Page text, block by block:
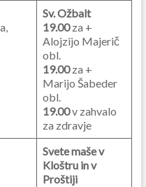
Sv. Ožbalt
19.00za +
Alojzijo Majerič
obl.
19.00za +
Marijo Šabeder
obl.
19.00v zahvalo
za zdravje
Svete maše v
Kloštru in v
Proštiji